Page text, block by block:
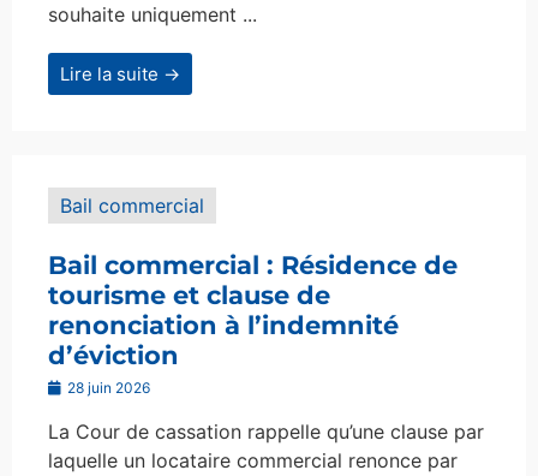
souhaite uniquement ...
Lire la suite →
Bail commercial
Bail commercial : Résidence de
tourisme et clause de
renonciation à l’indemnité
d’éviction
28 juin 2026
La Cour de cassation rappelle qu’une clause par
laquelle un locataire commercial renonce par